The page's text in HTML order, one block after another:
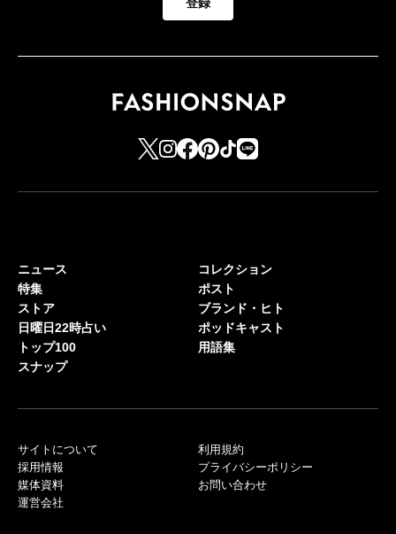
ニュース
特集
ストア
日曜日22時占い
トップ100
スナップ
コレクション
ポスト
ブランド・ヒト
ポッドキャスト
用語集
サイトについて
採用情報
媒体資料
運営会社
利用規約
プライバシーポリシー
お問い合わせ